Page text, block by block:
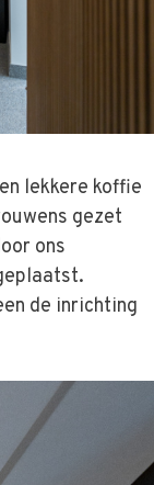
lekkere koffie
gezet
ons
de inrichting